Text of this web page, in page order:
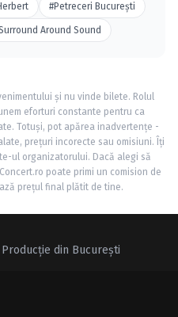
#Petreceri Bucureşti
Around Sound
și nu vinde bilete. Rolul
eforturi constante pentru ca
Totuși, pot apărea inadvertențe -
prețuri incorecte sau omisiuni. Îți
ul organizatorului. Dacă alegi să
poate primi un comision de
prețul final plătit de tine.
din Bucureşti